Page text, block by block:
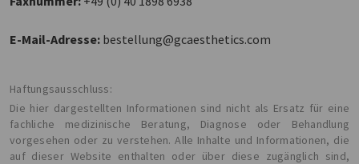
E-Mail-Adresse: bestellung@gcaesthetics.com
Haftungsausschluss:
Die hier dargestellten Informationen sind nicht als Ersatz für eine
fachliche medizinische Beratung, Diagnose oder Behandlung
vorgesehen oder zu verstehen. Alle Inhalte und Informationen, die
auf dieser Website enthalten oder über diese zugänglich sind,